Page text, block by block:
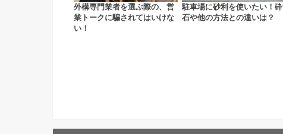
外構専門業者を選ぶ際の、営
業トークに騙されてはいけな
い！
駐車場に砂利を使いたい！砕
石や他の方法との違いは？